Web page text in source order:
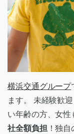
横浜交通グループ
ます。 未経験歓
い年齢の方、女
社全額負担 ！独